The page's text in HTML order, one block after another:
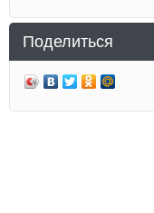
Поделиться